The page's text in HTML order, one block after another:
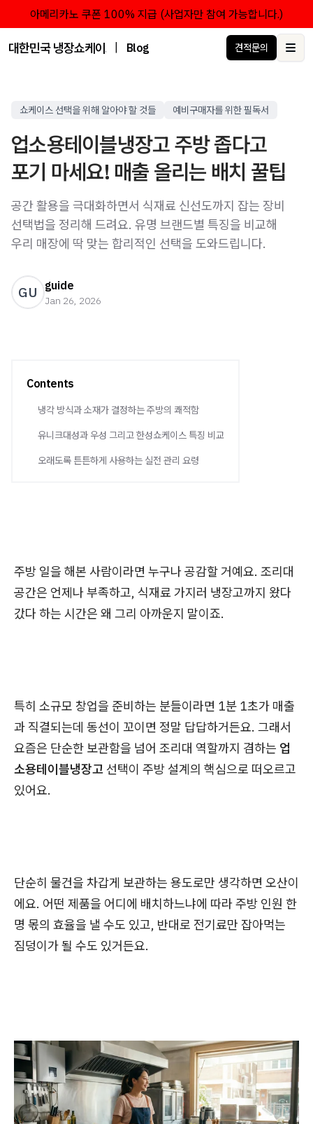
아메리카노 쿠폰 100% 지급 (사업자만 참여 가능합니다.)
대한민국 냉장쇼케이스 점유율 1위 브랜드 한성쇼케이스
Blog 견적문의
쇼케이스 선택을 위해 알아야 할 것들 예비구매자를 위한 필독서
업소용테이블냉장고 주방 좁다고
포기 마세요! 매출 올리는 배치 꿀팁
공간 활용을 극대화하면서 식재료 신선도까지 잡는 장비
선택법을 정리해 드려요. 유명 브랜드별 특징을 비교해
우리 매장에 딱 맞는 합리적인 선택을 도와드립니다.
GU guide
Jan 26, 2026
Contents
냉각 방식과 소재가 결정하는 주방의 쾌적함
유니크대성과 우성 그리고 한성쇼케이스 특징 비교
오래도록 튼튼하게 사용하는 실전 관리 요령
주방 일을 해본 사람이라면 누구나 공감할 거예요. 조리대
공간은 언제나 부족하고, 식재료 가지러 냉장고까지 왔다
갔다 하는 시간은 왜 그리 아까운지 말이죠.
특히 소규모 창업을 준비하는 분들이라면 1분 1초가 매출
과 직결되는데 동선이 꼬이면 정말 답답하거든요. 그래서
요즘은 단순한 보관함을 넘어 조리대 역할까지 겸하는 업
소용테이블냉장고 선택이 주방 설계의 핵심으로 떠오르고
있어요.
단순히 물건을 차갑게 보관하는 용도로만 생각하면 오산이
에요. 어떤 제품을 어디에 배치하느냐에 따라 주방 인원 한
명 몫의 효율을 낼 수도 있고, 반대로 전기료만 잡아먹는
짐덩이가 될 수도 있거든요.